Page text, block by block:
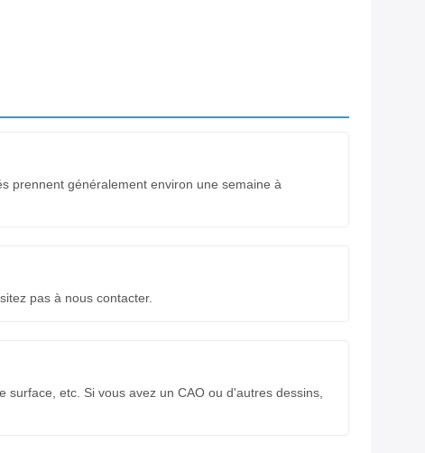
prennent généralement environ une semaine à
pas à nous contacter.
etc. Si vous avez un CAO ou d'autres dessins,